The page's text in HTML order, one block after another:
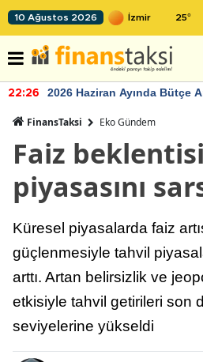
10 Ağustos 2026 25°
22:26 2026 Haziran Ayında Bütçe
FinansTaksi Eko Gündem
Faiz
piyasasını
Küresel piyasalarda faiz
güçlenmesiyle tahvil
arttı. Artan belirsizlik ve
etkisiyle tahvil getirileri son
seviyelerine yükseldi